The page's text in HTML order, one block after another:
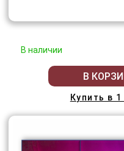
В наличии
В
Купить в